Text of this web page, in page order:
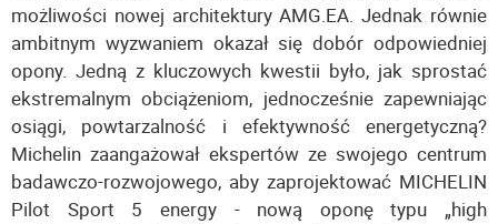
możliwości nowej architektury AMG.EA. Jednak równie
ambitnym wyzwaniem okazał się dobór odpowiedniej
opony. Jedną z kluczowych kwestii było, jak sprostać
ekstremalnym obciążeniom, jednocześnie zapewniając
osiągi, powtarzalność i efektywność energetyczną?
Michelin zaangażował ekspertów ze swojego centrum
badawczo-rozwojowego, aby zaprojektować MICHELIN
Pilot Sport 5 energy - nową oponę typu „high